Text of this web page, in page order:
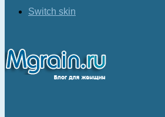
Switch skin